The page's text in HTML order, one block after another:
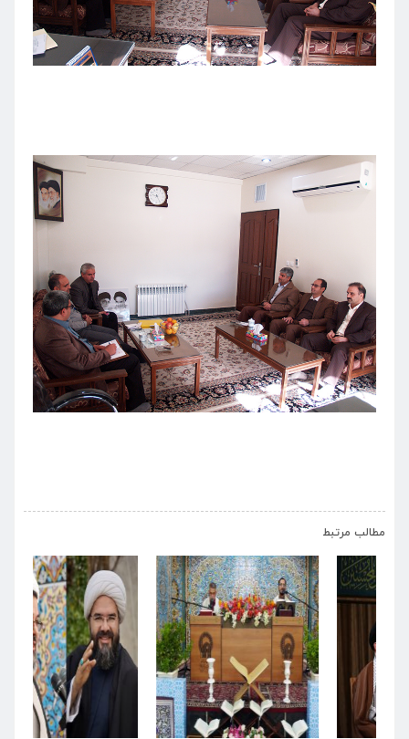
مطالب مرتبط